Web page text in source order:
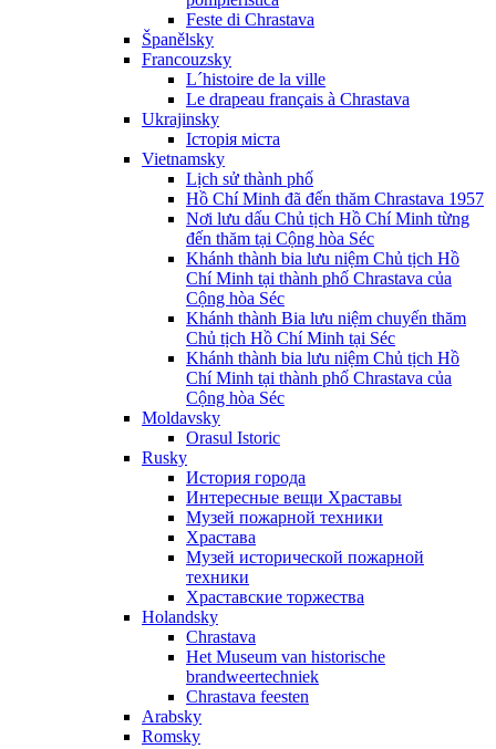
Feste di Chrastava
Španělsky
Francouzsky
L´histoire de la ville
Le drapeau français à Chrastava
Ukrajinsky
Історія міста
Vietnamsky
Lịch sử thành phố
Hồ Chí Minh đã đến thăm Chrastava 1957
Nơi lưu dấu Chủ tịch Hồ Chí Minh từng
đến thăm tại Cộng hòa Séc
Khánh thành bia lưu niệm Chủ tịch Hồ
Chí Minh tại thành phố Chrastava của
Cộng hòa Séc
Khánh thành Bia lưu niệm chuyến thăm
Chủ tịch Hồ Chí Minh tại Séc
Khánh thành bia lưu niệm Chủ tịch Hồ
Chí Minh tại thành phố Chrastava của
Cộng hòa Séc
Moldavsky
Orasul Istoric
Rusky
История города
Интересные вещи Храставы
Музей пожарной техники
Храстава
Музей исторической пожарной
техники
Храставские торжества
Holandsky
Chrastava
Het Museum van historische
brandweertechniek
Chrastava feesten
Arabsky
Romsky